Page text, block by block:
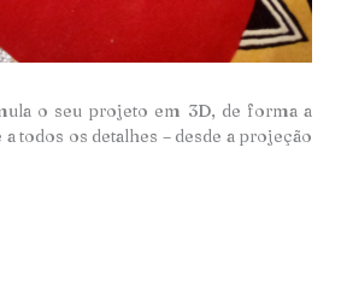
o seu projeto em 3D, de forma a
todos os detalhes – desde a projeção